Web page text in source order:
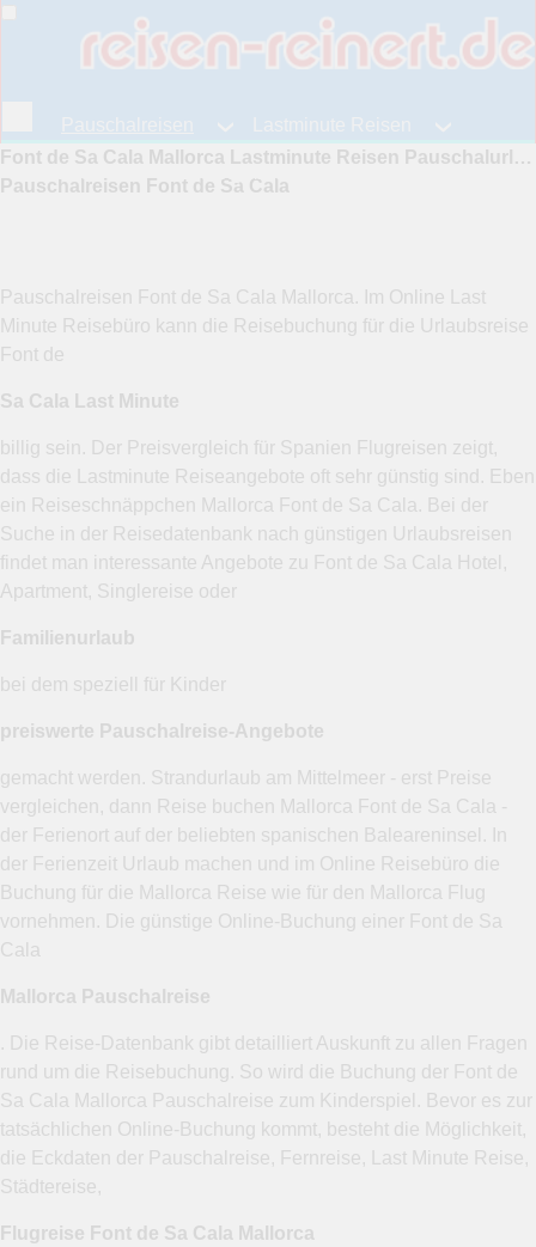
Font de Sa Cala Mallorca Lastminute Reisen Pauschalurlaub Sa Cala Pauschalreisen günstig Preise vergleichen Mallorca Last Minute
Pauschalreisen Font de Sa Cala
Pauschalreisen Font de Sa Cala Mallorca. Im Online Last
Minute Reisebüro kann die Reisebuchung für die Urlaubsreise
Font de
Sa Cala Last Minute
billig sein. Der Preisvergleich für Spanien Flugreisen zeigt,
dass die Lastminute Reiseangebote oft sehr günstig sind. Eben
ein Reiseschnäppchen Mallorca Font de Sa Cala. Bei der
Suche in der Reisedatenbank nach günstigen Urlaubsreisen
findet man interessante Angebote zu Font de Sa Cala Hotel,
Apartment, Singlereise oder
Familienurlaub
bei dem speziell für Kinder
preiswerte Pauschalreise-Angebote
gemacht werden. Strandurlaub am Mittelmeer - erst Preise
vergleichen, dann Reise buchen Mallorca Font de Sa Cala -
der Ferienort auf der beliebten spanischen Baleareninsel. In
der Ferienzeit Urlaub machen und im Online Reisebüro die
Buchung für die Mallorca Reise wie für den Mallorca Flug
vornehmen. Die günstige Online-Buchung einer Font de Sa
Cala
Mallorca Pauschalreise
. Die Reise-Datenbank gibt detailliert Auskunft zu allen Fragen
rund um die Reisebuchung. So wird die Buchung der Font de
Sa Cala Mallorca Pauschalreise zum Kinderspiel. Bevor es zur
tatsächlichen Online-Buchung kommt, besteht die Möglichkeit,
die Eckdaten der Pauschalreise, Fernreise, Last Minute Reise,
Städtereise,
Flugreise Font de Sa Cala Mallorca